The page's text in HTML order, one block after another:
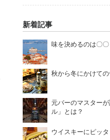
新着記事
味を決めるのは〇
秋から冬にかけて
元バーのマスター
ル」とは？
ウイスキーにピッ